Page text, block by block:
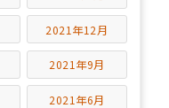
2021年12月
2021年9月
2021年6月